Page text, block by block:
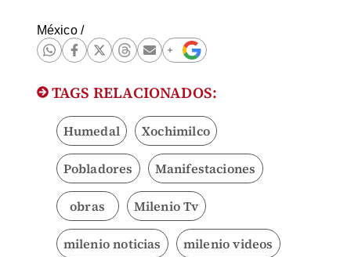
México/
TAGS RELACIONADOS:
Humedal Xochimilco
Pobladores Manifestaciones
obras Milenio Tv
milenio noticias milenio videos